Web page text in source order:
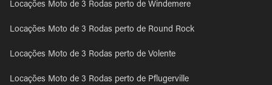
Locações Moto de 3 Rodas perto de Windemere
Locações Moto de 3 Rodas perto de Round Rock
Locações Moto de 3 Rodas perto de Volente
Locações Moto de 3 Rodas perto de Pflugerville